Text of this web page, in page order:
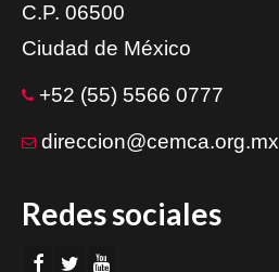
C.P. 06500
Ciudad de México
+52 (55) 5566 0777
direccion@cemca.org.mx
Redes sociales